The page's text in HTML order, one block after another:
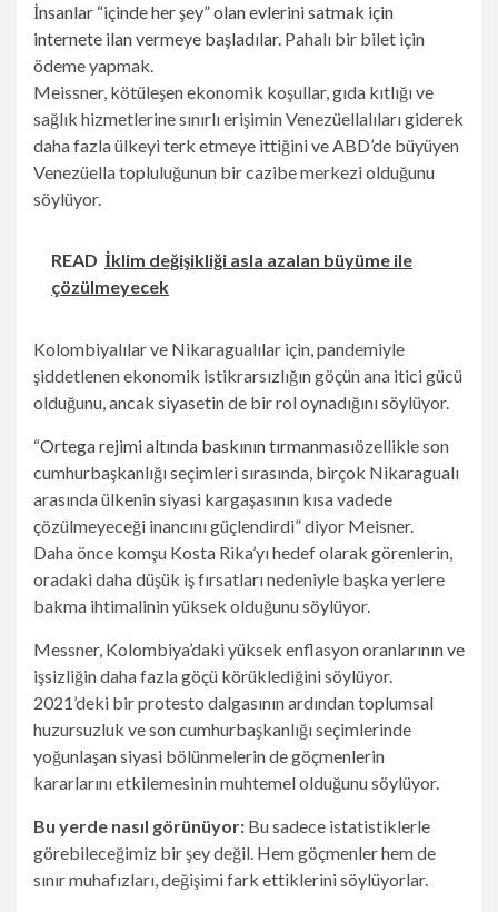
İnsanlar “içinde her şey” olan evlerini satmak için
internete ilan vermeye başladılar. Pahalı bir bilet için
ödeme yapmak.
Meissner, kötüleşen ekonomik koşullar, gıda kıtlığı ve
sağlık hizmetlerine sınırlı erişimin Venezüellalıları giderek
daha fazla ülkeyi terk etmeye ittiğini ve ABD’de büyüyen
Venezüella topluluğunun bir cazibe merkezi olduğunu
söylüyor.
READ İklim değişikliği asla azalan büyüme ile
çözülmeyecek
Kolombiyalılar ve Nikaragualılar için, pandemiyle
şiddetlenen ekonomik istikrarsızlığın göçün ana itici gücü
olduğunu, ancak siyasetin de bir rol oynadığını söylüyor.
“Ortega rejimi altında baskının tırmanmasıözellikle son
cumhurbaşkanlığı seçimleri sırasında, birçok Nikaragualı
arasında ülkenin siyasi kargaşasının kısa vadede
çözülmeyeceği inancını güçlendirdi” diyor Meisner.
Daha önce komşu Kosta Rika’yı hedef olarak görenlerin,
oradaki daha düşük iş fırsatları nedeniyle başka yerlere
bakma ihtimalinin yüksek olduğunu söylüyor.
Messner, Kolombiya’daki yüksek enflasyon oranlarının ve
işsizliğin daha fazla göçü körüklediğini söylüyor.
2021’deki bir protesto dalgasının ardından toplumsal
huzursuzluk ve son cumhurbaşkanlığı seçimlerinde
yoğunlaşan siyasi bölünmelerin de göçmenlerin
kararlarını etkilemesinin muhtemel olduğunu söylüyor.
Bu yerde nasıl görünüyor: Bu sadece istatistiklerle
görebileceğimiz bir şey değil. Hem göçmenler hem de
sınır muhafızları, değişimi fark ettiklerini söylüyorlar.